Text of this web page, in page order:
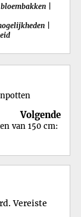
Volgende
van 150 cm:
Vereiste